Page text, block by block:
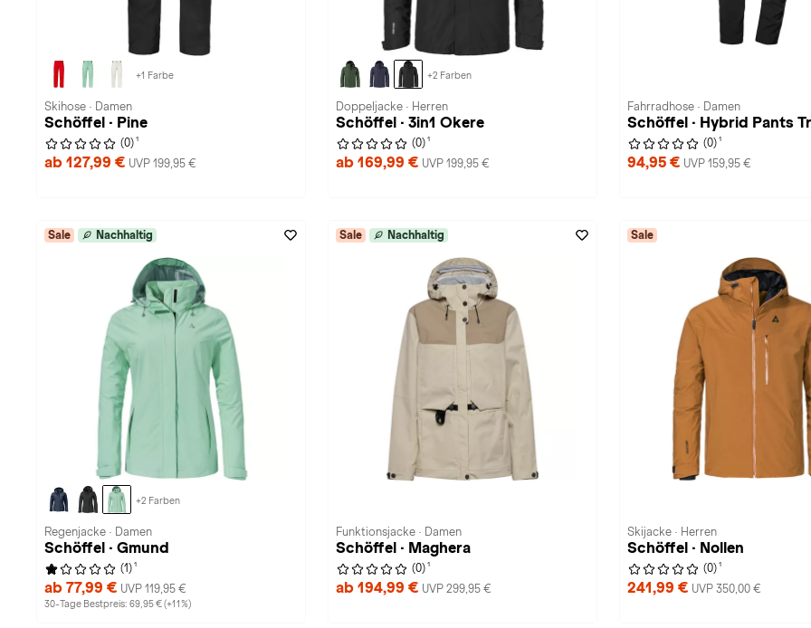
+1 Farbe
Skihose · Damen
Schöffel · Pine
(0) 1
ab 127,99 € UVP 199,95 €
+2 Farben
Doppeljacke · Herren
Schöffel · 3in1 Okere
(0) 1
ab 169,99 € UVP 199,95 €
Fahrradhose · Damen
Schöffel · Hybrid Pants
(0) 1
94,95 € UVP 159,95 €
Sale Nachhaltig
+2 Farben
Regenjacke · Damen
Schöffel · Gmund
(1) 1
ab 77,99 € UVP 119,95 €
30-Tage Bestpreis: 69,95 € (+11%)
Sale Nachhaltig
Funktionsjacke · Damen
Schöffel · Maghera
(0) 1
ab 194,99 € UVP 299,95 €
Sale
Skijacke · Herren
Schöffel · Nollen
(0) 1
241,99 € UVP 350,00 €